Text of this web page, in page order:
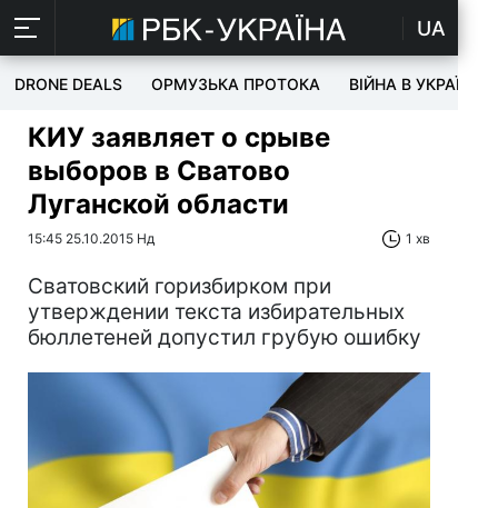
UA
DRONE DEALS ОРМУЗЬКА ПРОТОКА ВІЙНА В УКРАЇНІ
КИУ заявляет о срыве
выборов в Сватово
Луганской области
15:45 25.10.2015 Нд 1 хв
Сватовский горизбирком при
утверждении текста избирательных
бюллетеней допустил грубую ошибку